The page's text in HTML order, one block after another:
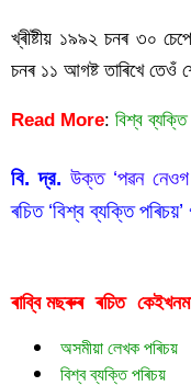
খ্ৰীষ্টীয় ১৯৯২ চনৰ ৩০
চনৰ ১১ আগষ্ট তাৰিখে তেওঁ
Read More: বিশ্ব ব্যক্তি
বি. দ্র. উক্ত ‘পৱন
ৰচিত ‘বিশ্ব ব্যক্তি পৰিচয়’
ৰাব্বি মছৰুৰ  ৰচিত
অসমীয়া লেখক পৰিচয়
বিশ্ব ব্যক্তি পৰিচয়